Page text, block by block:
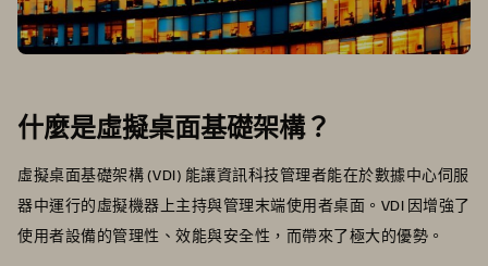
什麼是虛擬桌面基礎架構？
虛擬桌面基礎架構 (VDI) 能讓資訊科技管理者能在於數據中心伺服
器中運行的虛擬機器上主持與管理末端使用者桌面。VDI 因增強了
使用者設備的管理性、效能與安全性，而帶來了極大的優勢。